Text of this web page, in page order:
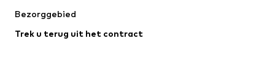
Ondergoed
Mantels
Rokken
Bezorggebied
Trek u terug uit het contract